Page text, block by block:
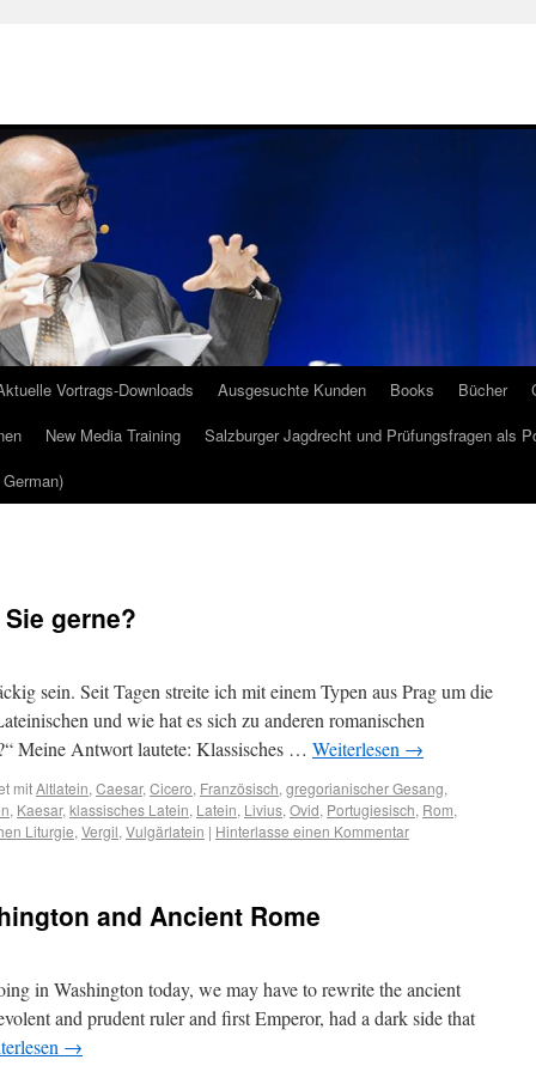
Vortrags-Downloads Ausgesuchte Kunden Books Bücher
New Media Training
Salzburger Jagdrecht und Prüfungsfragen als
gerne?
sein. Seit Tagen streite ich mit einem Typen aus Prag um die
und wie hat es sich zu anderen romanischen
Meine Antwort lautete: Klassisches … Weiterlesen →
mitAltlatein, Caesar, Cicero, Französisch, gregorianischer Gesang,
, Kaesar, klassisches Latein, Latein, Livius, Ovid, Portugiesisch, Rom,
Liturgie, Vergil, Vulgärlatein | Hinterlasse einen Kommentar
and Ancient Rome
in Washington today, we may have to rewrite the ancient
and prudent ruler and first Emperor, had a dark side that
→